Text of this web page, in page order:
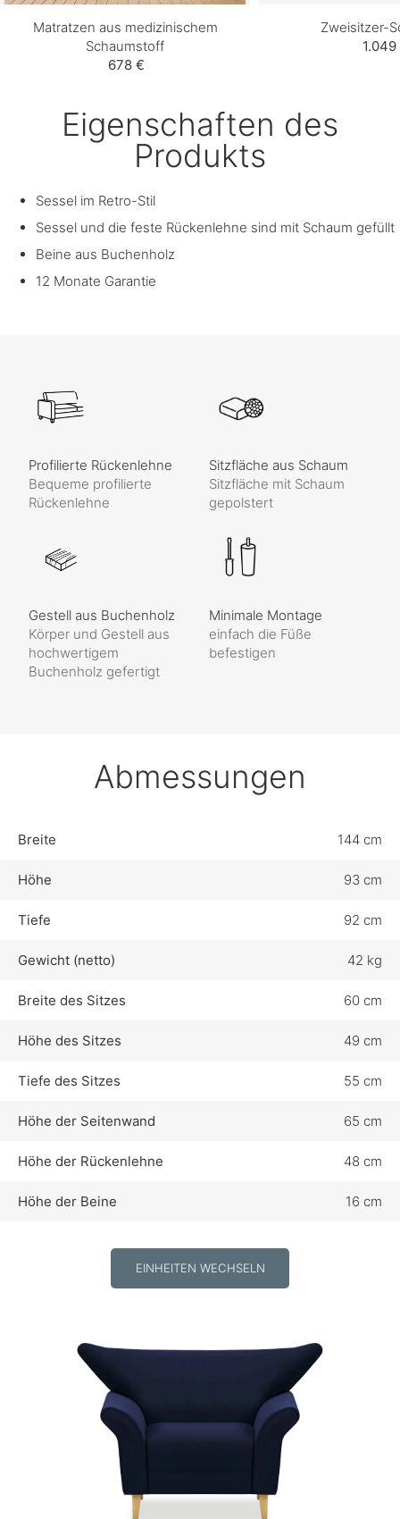
Matratzen aus medizinischem
Schaumstoff
678 €
Zweisitzer-
1.049
Eigenschaften des
Produkts
Sessel im Retro-Stil
Sessel und die feste Rückenlehne sind mit Schaum gefüllt
Beine aus Buchenholz
12 Monate Garantie
Profilierte Rückenlehne
Bequeme profilierte
Rückenlehne
Sitzfläche aus Schaum
Sitzfläche mit Schaum
gepolstert
Gestell aus Buchenholz
Körper und Gestell aus
hochwertigem
Buchenholz gefertigt
Minimale Montage
einfach die Füße
befestigen
Abmessungen
Breite 144 cm
Höhe 93 cm
Tiefe 92 cm
Gewicht (netto) 42 kg
Breite des Sitzes 60 cm
Höhe des Sitzes 49 cm
Tiefe des Sitzes 55 cm
Höhe der Seitenwand 65 cm
Höhe der Rückenlehne 48 cm
Höhe der Beine 16 cm
EINHEITEN WECHSELN